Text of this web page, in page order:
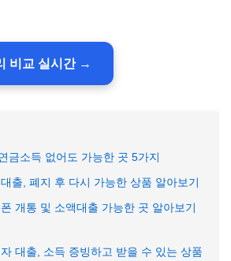
비교 실시간 →
금소득 없어도 가능한 곳 5가지
출, 폐지 후 다시 가능한 상품 알아보기
개통 및 소액대출 가능한 곳 알아보기
대출, 소득 증빙하고 받을 수 있는 상품